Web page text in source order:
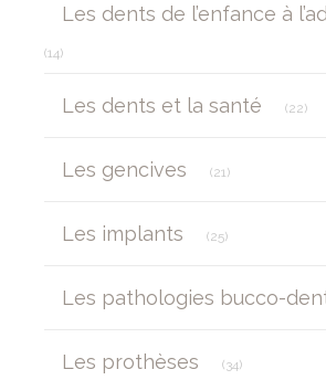
Les dents de l’enfance à
(14)
Les dents et la santé (22)
Les gencives (21)
Les implants (25)
Les pathologies bucco-
Les prothèses (34)